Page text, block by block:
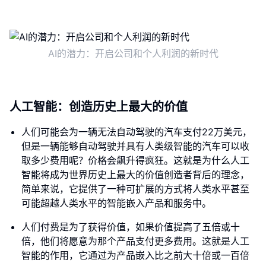
AI的潜力：开启公司和个人利润的新时代
人工智能：创造历史上最大的价值
人们可能会为一辆无法自动驾驶的汽车支付22万美元，
但是一辆能够自动驾驶并具有人类级智能的汽车可以收
取多少费用呢？价格会飙升得疯狂。这就是为什么人工
智能将成为世界历史上最大的价值创造者背后的理念，
简单来说，它提供了一种可扩展的方式将人类水平甚至
可能超越人类水平的智能嵌入产品和服务中。
人们付费是为了获得价值，如果价值提高了五倍或十
倍，他们将愿意为那个产品支付更多费用。这就是人工
智能的作用，它通过为产品嵌入比之前大十倍或一百倍